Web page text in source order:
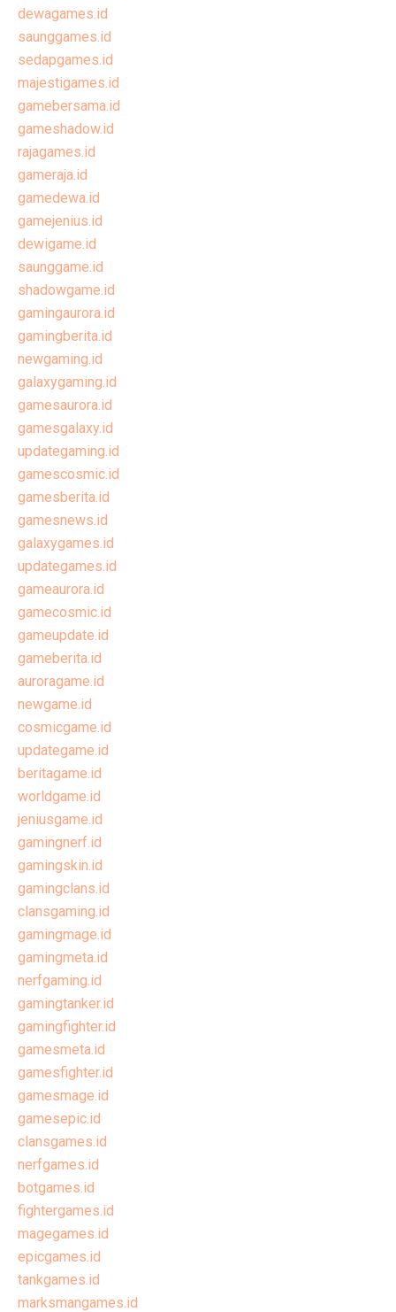
dewagames.id
saunggames.id
sedapgames.id
majestigames.id
gamebersama.id
gameshadow.id
rajagames.id
gameraja.id
gamedewa.id
gamejenius.id
dewigame.id
saunggame.id
shadowgame.id
gamingaurora.id
gamingberita.id
newgaming.id
galaxygaming.id
gamesaurora.id
gamesgalaxy.id
updategaming.id
gamescosmic.id
gamesberita.id
gamesnews.id
galaxygames.id
updategames.id
gameaurora.id
gamecosmic.id
gameupdate.id
gameberita.id
auroragame.id
newgame.id
cosmicgame.id
updategame.id
beritagame.id
worldgame.id
jeniusgame.id
gamingnerf.id
gamingskin.id
gamingclans.id
clansgaming.id
gamingmage.id
gamingmeta.id
nerfgaming.id
gamingtanker.id
gamingfighter.id
gamesmeta.id
gamesfighter.id
gamesmage.id
gamesepic.id
clansgames.id
nerfgames.id
botgames.id
fightergames.id
magegames.id
epicgames.id
tankgames.id
marksmangames.id